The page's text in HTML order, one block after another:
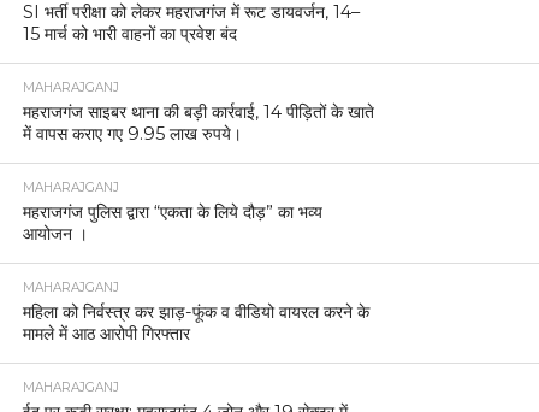
SI भर्ती परीक्षा को लेकर महराजगंज में रूट डायवर्जन, 14–
15 मार्च को भारी वाहनों का प्रवेश बंद
MAHARAJGANJ
महराजगंज साइबर थाना की बड़ी कार्रवाई, 14 पीड़ितों के खाते
में वापस कराए गए 9.95 लाख रुपये।
MAHARAJGANJ
महराजगंज पुलिस द्वारा “एकता के लिये दौड़” का भव्य
आयोजन ।
MAHARAJGANJ
महिला को निर्वस्त्र कर झाड़-फूंक व वीडियो वायरल करने के
मामले में आठ आरोपी गिरफ्तार
MAHARAJGANJ